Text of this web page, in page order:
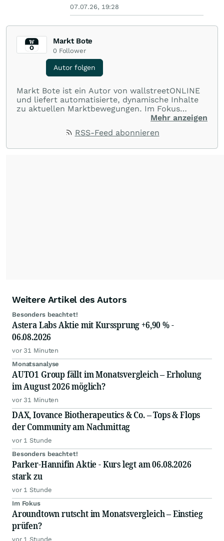
07.07.26, 19:28
Markt Bote
0 Follower
Autor folgen
Markt Bote ist ein Autor von wallstreetONLINE
und liefert automatisierte, dynamische Inhalte
zu aktuellen Marktbewegungen. Im Fokus
stehen Tops und Flops, Branchentrends und
Rohstoffe oder Krypto – die Beiträge sind kurz,
Mehr anzeigen
RSS-Feed abonnieren
Weitere Artikel des Autors
Besonders beachtet!
Astera Labs Aktie mit Kurssprung +6,90 % -
06.08.2026
vor 31 Minuten
Monatsanalyse
AUTO1 Group fällt im Monatsvergleich – Erholung
im August 2026 möglich?
vor 31 Minuten
DAX, Iovance Biotherapeutics & Co. – Tops & Flops
der Community am Nachmittag
vor 1 Stunde
Besonders beachtet!
Parker-Hannifin Aktie - Kurs legt am 06.08.2026
stark zu
vor 1 Stunde
Im Fokus
Aroundtown rutscht im Monatsvergleich – Einstieg
prüfen?
vor 1 Stunde